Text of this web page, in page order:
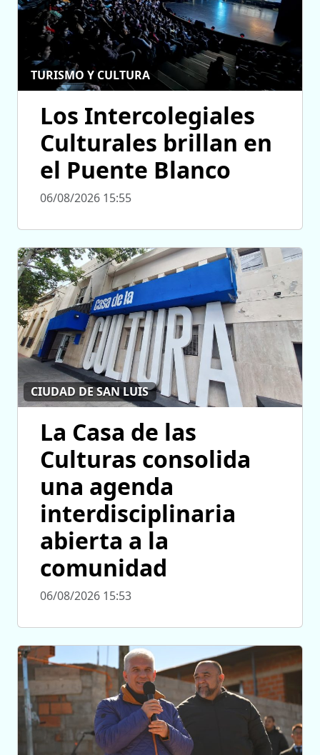
TURISMO Y CULTURA
Los Intercolegiales
Culturales brillan en
el Puente Blanco
06/08/2026 15:55
CIUDAD DE SAN LUIS
La Casa de las
Culturas consolida
una agenda
interdisciplinaria
abierta a la
comunidad
06/08/2026 15:53